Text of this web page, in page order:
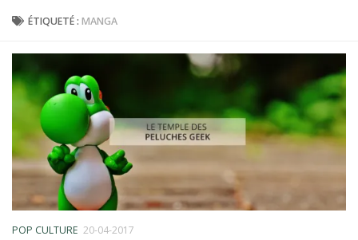
ÉTIQUETÉ :MANGA
POP CULTURE 20-04-2017